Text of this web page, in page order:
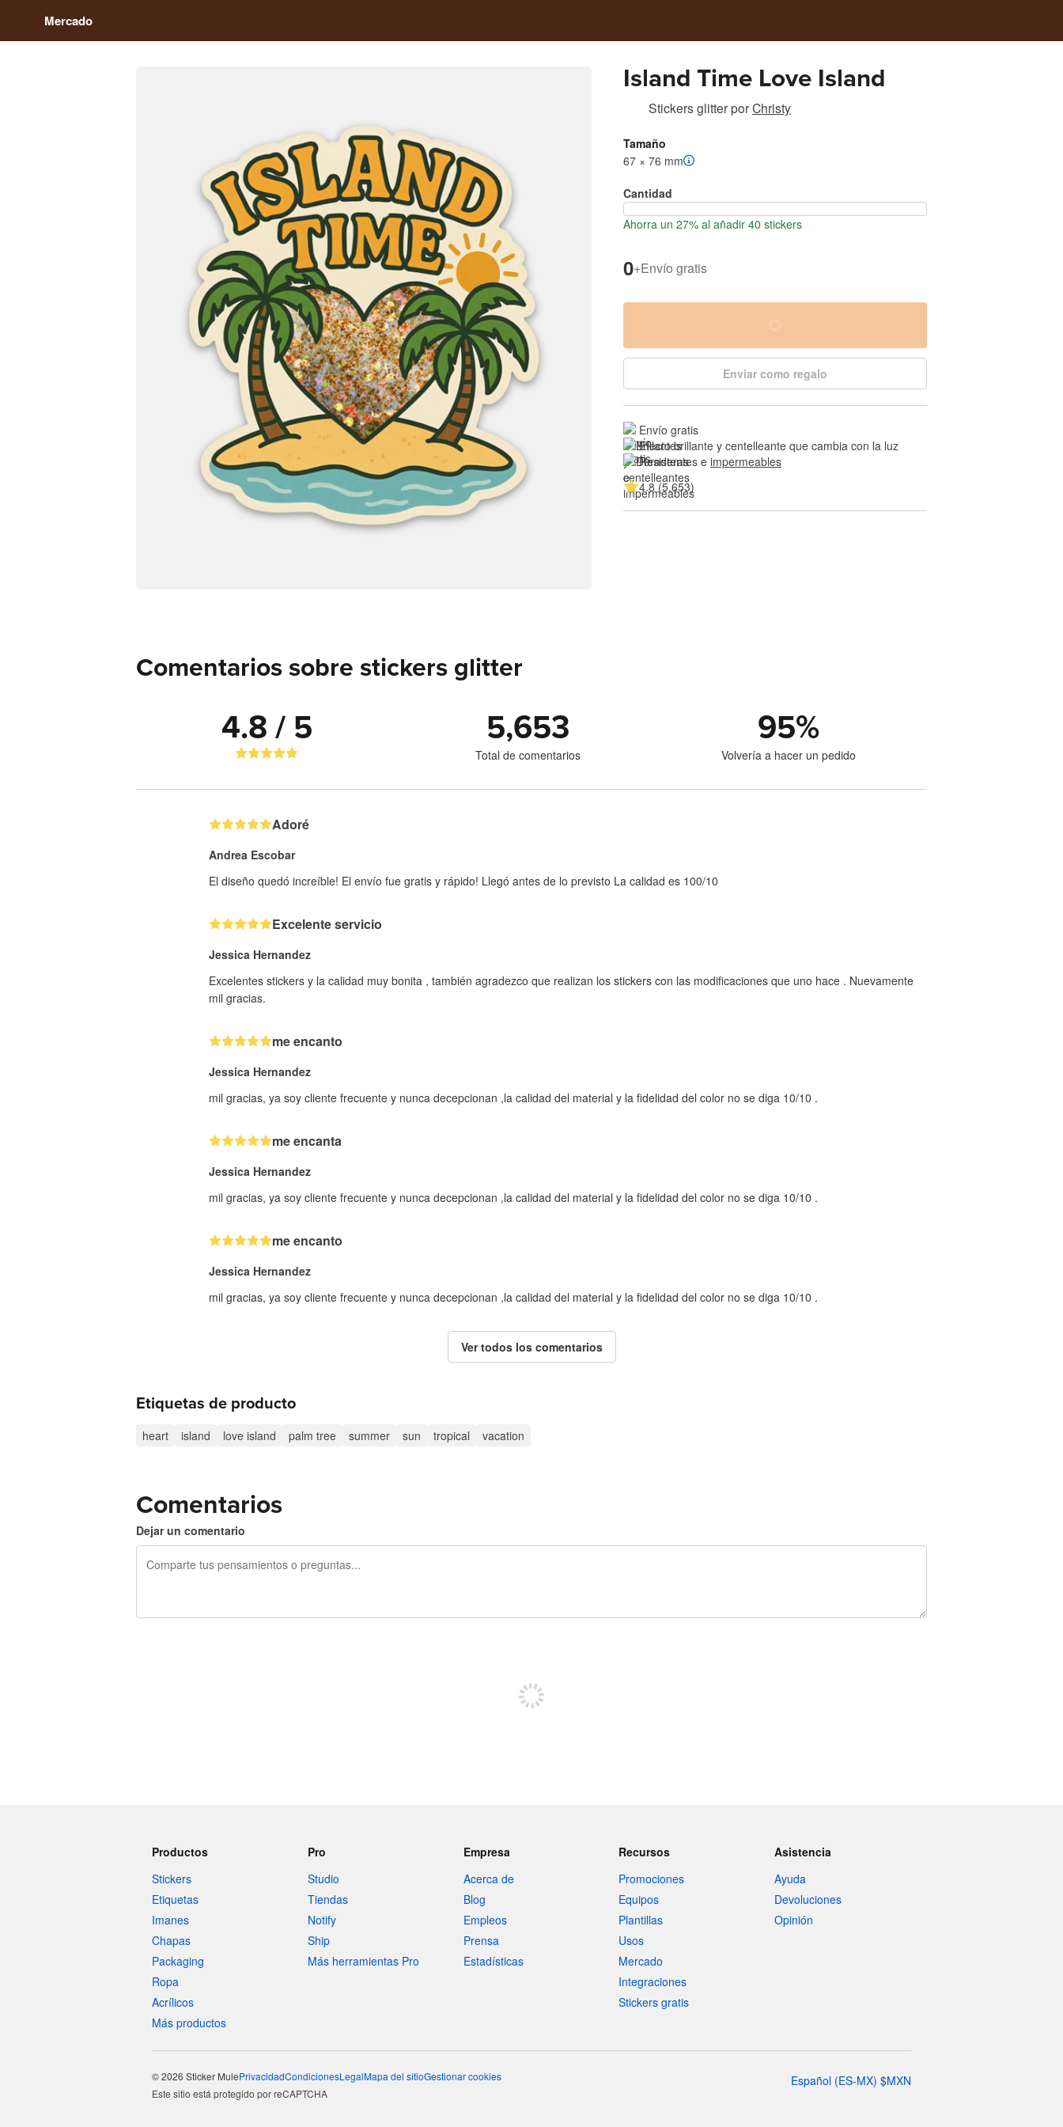
Mercado
Island Time Love Island
Stickers glitterporChristy
Tamaño
67 × 76 mm
Cantidad
Ahorra un 27% al añadir 40 stickers
0+Envío gratis
Enviar como regalo
Envío gratis
Efecto brillante y centelleante que cambia con la luz
Resistentes e impermeables
4.8 (5,653)
Comentarios sobre stickers glitter
4.8 / 5 5,653
Total de comentarios
95%
Volvería a hacer un pedido
Adoré
Andrea Escobar
El diseño quedó increíble! El envío fue gratis y rápido! Llegó antes de lo previsto La calidad es 100/10
Excelente servicio
Jessica Hernandez
Excelentes stickers y la calidad muy bonita , también agradezco que realizan los stickers con las modificaciones que uno hace . Nuevamente
mil gracias.
me encanto
Jessica Hernandez
mil gracias, ya soy cliente frecuente y nunca decepcionan ,la calidad del material y la fidelidad del color no se diga 10/10 .
me encanta
Jessica Hernandez
mil gracias, ya soy cliente frecuente y nunca decepcionan ,la calidad del material y la fidelidad del color no se diga 10/10 .
me encanto
Jessica Hernandez
mil gracias, ya soy cliente frecuente y nunca decepcionan ,la calidad del material y la fidelidad del color no se diga 10/10 .
Ver todos los comentarios
Etiquetas de producto
heart island love island palm tree summer sun tropical vacation
Comentarios
Dejar un comentario
Productos
Stickers
Etiquetas
Imanes
Chapas
Packaging
Ropa
Acrílicos
Más productos
Pro
Studio
Tiendas
Notify
Ship
Más herramientas Pro
Empresa
Acerca de
Blog
Empleos
Prensa
Estadísticas
Recursos
Promociones
Equipos
Plantillas
Usos
Mercado
Integraciones
Stickers gratis
Asistencia
Ayuda
Devoluciones
Opinión
© 2026 Sticker MulePrivacidadCondicionesLegalMapa del sitioGestionar cookies Español (ES-MX) $MXN
Este sitio está protegido por reCAPTCHA